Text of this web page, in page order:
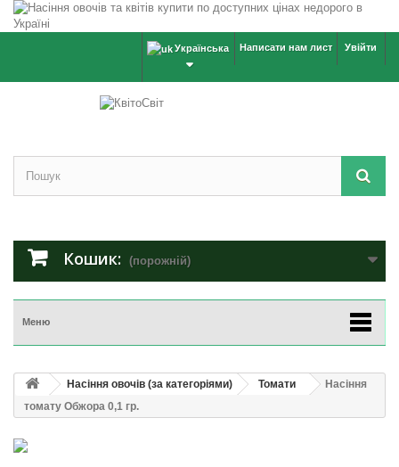
Увійти
Написати нам лист
Українська
Кошик: (порожній)
Меню
Насіння овочів (за категоріями) Томати
Насіння
томату Обжора 0,1 гр.